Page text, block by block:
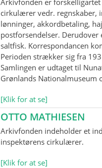
Arkivfonden er
cirkulærer vedr. regnskaber,
lønninger, akkordbetaling,
postforsendelser.
saltfisk. Korrespondancen
Perioden strækker sig fra
Samlingen er udtaget til
Grønlands Nationalmuseum
[Klik for at se]
OTTO MATHIESEN
Arkivfonden indeholder et
inspektørens cirkulærer.
[Klik for at se]